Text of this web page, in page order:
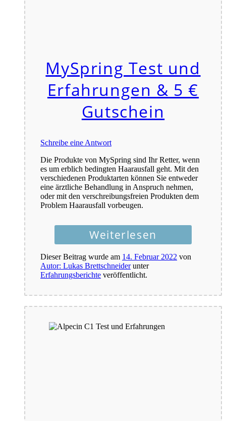
MySpring Test und
Erfahrungen & 5 €
Gutschein
Schreibe eine Antwort
Die Produkte von MySpring sind Ihr Retter, wenn
es um erblich bedingten Haarausfall geht. Mit den
verschiedenen Produktarten können Sie entweder
eine ärztliche Behandlung in Anspruch nehmen,
oder mit den verschreibungsfreien Produkten dem
Problem Haarausfall vorbeugen.
Weiterlesen
Dieser Beitrag wurde am 14. Februar 2022 von
Autor: Lukas Brettschneiderunter
Erfahrungsberichte veröffentlicht.